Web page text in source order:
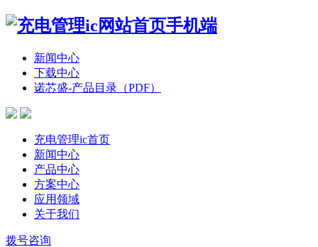
新闻中心
下载中心
诺芯盛-产品目录（PDF）
充电管理ic首页
新闻中心
产品中心
方案中心
应用领域
关于我们
拨号咨询